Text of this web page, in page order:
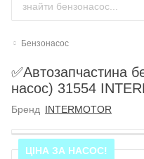
Бензонасос
✅Автозапчастина
насос) 31554
Бренд INTERMOTOR
ЦІНА ЗА НАСОС!